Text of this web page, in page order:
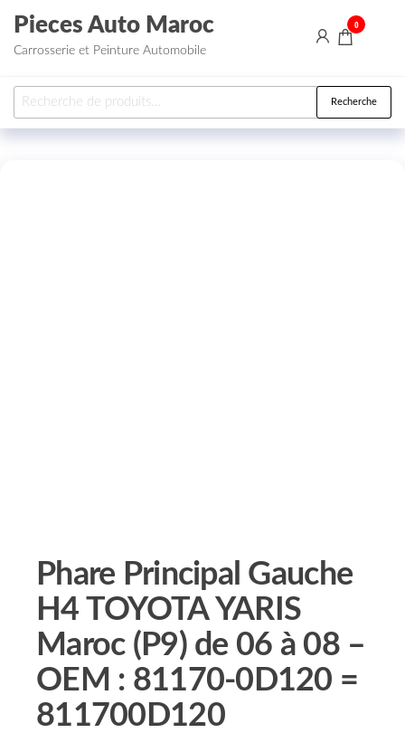
Aller au contenu
Pieces Auto Maroc
Carrosserie et Peinture Automobile
0
Recherche pour : Recherche
Phare Principal Gauche
H4 TOYOTA YARIS
Maroc (P9) de 06 à 08 –
OEM : 81170-0D120 =
811700D120